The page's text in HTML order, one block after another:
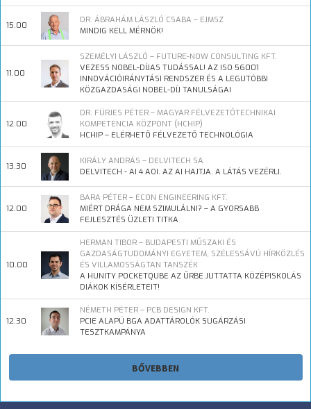
15.00
DR. ÁBRAHÁM LÁSZLÓ CSABA – EJMSZ
MINDIG KELL MÉRNÖK!
11.00
SZEMÉLYI LÁSZLÓ – FUTURE-NOW CONSULTING KFT.
VEZESS NOBEL-DÍJAS TUDÁSSAL! AZ ISO 56001
INNOVÁCIÓIRÁNYTÁSI RENDSZER ÉS A LEGUTÓBBI
KÖZGAZDASÁGI NOBEL-DÍJ TANULSÁGAI
12.00
DR. FÜRJES PÉTER – MAGYAR FÉLVEZETŐTECHNIKAI
KOMPETENCIA KÖZPONT (HCHIP)
HCHIP – ELÉRHETŐ FÉLVEZETŐ TECHNOLÓGIA
13.30
KIRÁLY ANDRÁS – DELVITECH SA
DELVITECH - AI 4 AOI. AZ AI HAJTJA. A LÁTÁS VEZÉRLI.
12.00
BARA PÉTER – ECON ENGINEERING KFT.
MIÉRT DRÁGA NEM SZIMULÁLNI? – A GYORSABB
FEJLESZTÉS ÜZLETI TITKA
10.00
HERMAN TIBOR – BUDAPESTI MŰSZAKI ÉS
GAZDASÁGTUDOMÁNYI EGYETEM, SZÉLESSÁVÚ HÍRKÖZLÉS
ÉS VILLAMOSSÁGTAN TANSZÉK
A HUNITY POCKETQUBE AZ ŰRBE JUTTATTA KÖZÉPISKOLÁS
DIÁKOK KÍSÉRLETEIT!
12.30
NÉMETH PÉTER – PCB DESIGN KFT.
PCIE ALAPÚ BGA ADATTÁROLÓK SUGÁRZÁSI
TESZTKAMPÁNYA
BŐVEBBEN